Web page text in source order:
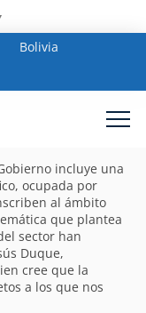
Bolivia
incluye una
ocupada por
al ámbito
que plantea
sector han
Duque,
cree que la
a los que nos